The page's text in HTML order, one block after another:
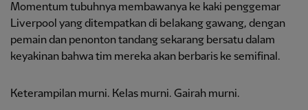
Momentum tubuhnya membawanya ke kaki penggemar
Liverpool yang ditempatkan di belakang gawang, dengan
pemain dan penonton tandang sekarang bersatu dalam
keyakinan bahwa tim mereka akan berbaris ke semifinal.
Keterampilan murni. Kelas murni. Gairah murni.